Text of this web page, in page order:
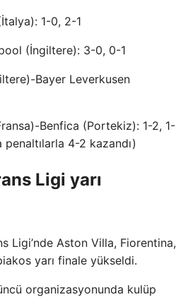
1-0, 2-1
(İngiltere): 3-0, 0-1
Bayer Leverkusen
Benfica (Portekiz): 1-2, 1-
4-2 kazandı)
Ligi yarı
Ligi’nde Aston Villa, Fiorentina,
yarı finale yükseldi.
organizasyonunda kulüp